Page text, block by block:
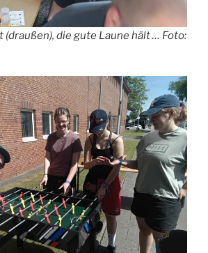
(draußen), die gute Laune hält … Foto: